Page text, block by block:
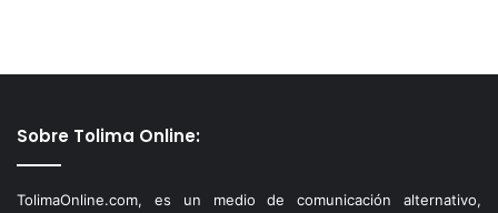
Sobre Tolima Online:
TolimaOnline.com, es un medio de comunicación alternativo,